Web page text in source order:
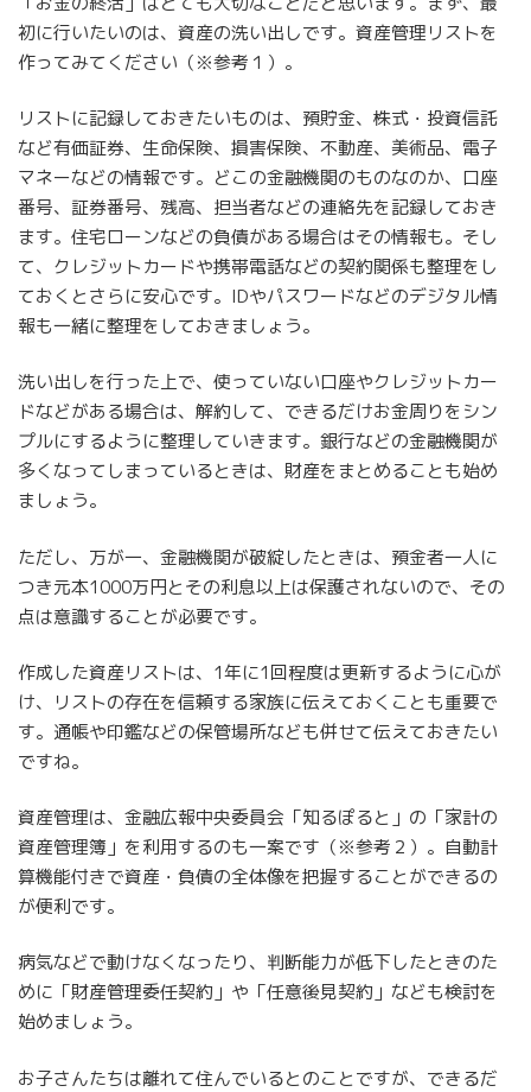
初に行いたいのは、資産の洗い出しです。資産管理リストを
作ってみてください（※参考１）。
リストに記録しておきたいものは、預貯金、株式・投資信託
など有価証券、生命保険、損害保険、不動産、美術品、電子
マネーなどの情報です。どこの金融機関のものなのか、口座
番号、証券番号、残高、担当者などの連絡先を記録しておき
ます。住宅ローンなどの負債がある場合はその情報も。そし
て、クレジットカードや携帯電話などの契約関係も整理をし
ておくとさらに安心です。IDやパスワードなどのデジタル情
報も一緒に整理をしておきましょう。
洗い出しを行った上で、使っていない口座やクレジットカー
ドなどがある場合は、解約して、できるだけお金周りをシン
プルにするように整理していきます。銀行などの金融機関が
多くなってしまっているときは、財産をまとめることも始め
ましょう。
ただし、万が一、金融機関が破綻したときは、預金者一人に
つき元本1000万円とその利息以上は保護されないので、その
点は意識することが必要です。
作成した資産リストは、1年に1回程度は更新するように心が
け、リストの存在を信頼する家族に伝えておくことも重要で
す。通帳や印鑑などの保管場所なども併せて伝えておきたい
ですね。
資産管理は、金融広報中央委員会「知るぽると」の「家計の
資産管理簿」を利用するのも一案です（※参考２）。自動計
算機能付きで資産・負債の全体像を把握することができるの
が便利です。
病気などで動けなくなったり、判断能力が低下したときのた
めに「財産管理委任契約」や「任意後見契約」なども検討を
始めましょう。
お子さんたちは離れて住んでいるとのことですが、できるだ